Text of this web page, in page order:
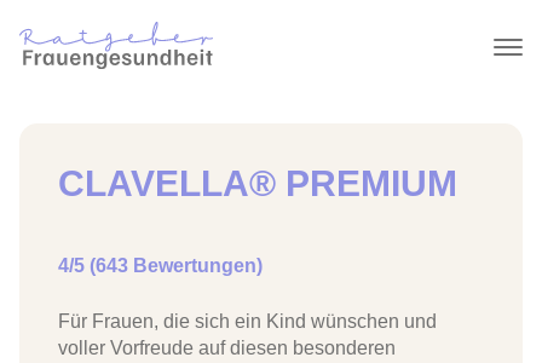
CLAVELLA® PREMIUM
4/5 (643 Bewertungen)
Für Frauen, die sich ein Kind wünschen und
voller Vorfreude auf diesen besonderen